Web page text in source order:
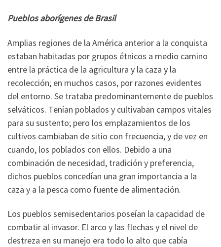
Pueblos aborígenes de Brasil
Amplias regiones de la América anterior a la conquista
estaban habitadas por grupos étnicos a medio camino
entre la práctica de la agricultura y la caza y la
recolección; en muchos casos, por razones evidentes
del entorno. Se trataba predominantemente de pueblos
selváticos. Tenían poblados y cultivaban campos vitales
para su sustento; pero los emplazamientos de los
cultivos cambiaban de sitio con frecuencia, y de vez en
cuando, los poblados con ellos. Debido a una
combinación de necesidad, tradición y preferencia,
dichos pueblos concedían una gran importancia a la
caza y a la pesca como fuente de alimentación.
Los pueblos semisedentarios poseían la capacidad de
combatir al invasor. El arco y las flechas y el nivel de
destreza en su manejo era todo lo alto que cabía